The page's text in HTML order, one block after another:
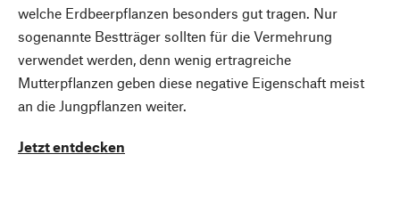
welche Erdbeerpflanzen besonders gut tragen. Nur
sogenannte Bestträger sollten für die Vermehrung
verwendet werden, denn wenig ertragreiche
Mutterpflanzen geben diese negative Eigenschaft meist
an die Jungpflanzen weiter.
Jetzt entdecken